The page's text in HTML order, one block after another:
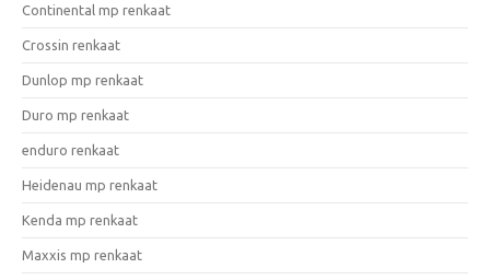
Continental mp renkaat
Crossin renkaat
Dunlop mp renkaat
Duro mp renkaat
enduro renkaat
Heidenau mp renkaat
Kenda mp renkaat
Maxxis mp renkaat